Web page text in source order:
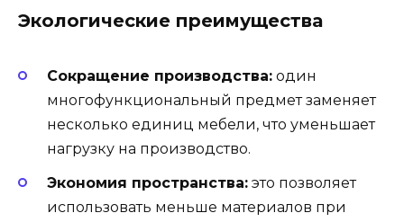
Экологические преимущества
Сокращение производства: один
многофункциональный предмет заменяет
несколько единиц мебели, что уменьшает
нагрузку на производство.
Экономия пространства: это позволяет
использовать меньше материалов при